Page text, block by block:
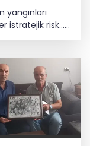
yangınları
istratejik risk...